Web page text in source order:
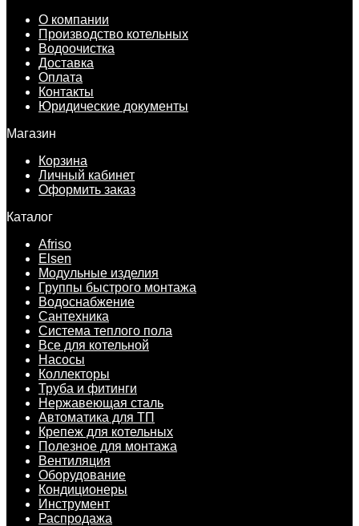
О компании
Производство котельных
Водоочистка
Доставка
Оплата
Контакты
Юридические документы
Магазин
Корзина
Личный кабинет
Оформить заказ
Каталог
Afriso
Elsen
Модульные изделия
Группы быстрого монтажа
Водоснабжение
Сантехника
Система теплого пола
Все для котельной
Насосы
Коллекторы
Труба и фитинги
Нержавеющая сталь
Автоматика для ТП
Крепеж для котельных
Полезное для монтажа
Вентиляция
Оборудование
Кондиционеры
Инструмент
Распродажа